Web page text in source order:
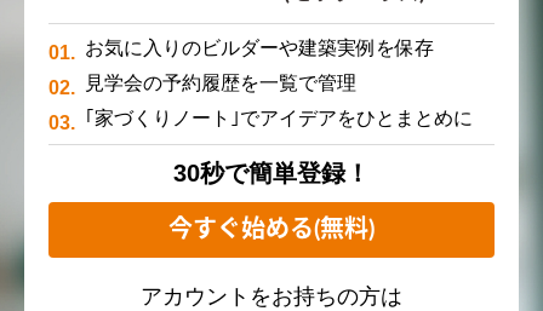
お気に入りのビルダーや建築実例を保存
見学会の予約履歴を一覧で管理
｢家づくりノート｣でアイデアをひとまとめに
30秒で簡単登録！
今すぐ始める(無料)
アカウントをお持ちの方は